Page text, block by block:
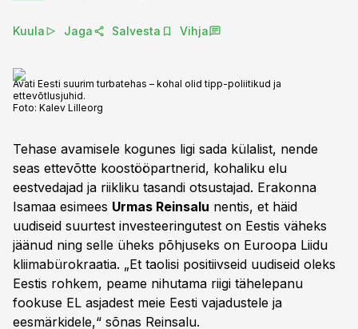
Kuula Jaga Salvesta Vihja
Avati Eesti suurim turbatehas – kohal olid tipp-poliitikud ja
ettevõtlusjuhid.
Foto: Kalev Lilleorg
Tehase avamisele kogunes ligi sada külalist, nende
seas ettevõtte koostööpartnerid, kohaliku elu
eestvedajad ja riikliku tasandi otsustajad. Erakonna
Isamaa esimees Urmas Reinsalu nentis, et häid
uudiseid suurtest investeeringutest on Eestis väheks
jäänud ning selle üheks põhjuseks on Euroopa Liidu
kliimabürokraatia. „Et taolisi positiivseid uudiseid oleks
Eestis rohkem, peame nihutama riigi tähelepanu
fookuse EL asjadest meie Eesti vajadustele ja
eesmärkidele,“ sõnas Reinsalu.